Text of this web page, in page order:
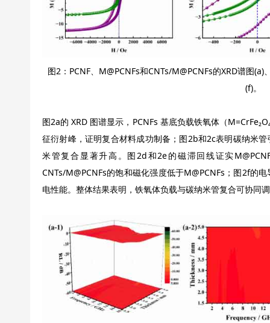
图2：PCNF、M@PCNFs和CNTs/M@PCNFs的XRD谱图
(f)。
图2a的 XRD 图谱显示，PCNFs 基底负载铁氧体（
征衍射峰，证明复合材料成功制备；图2b和2c表明碳纳米
米管复合显著升高。图2d和2e的磁滞回线证实
CNTs/M@PCNFs的饱和磁化强度低于M@PCNFs；图2f的
电性能。整体结果表明，铁氧体负载与碳纳米管复合可协同